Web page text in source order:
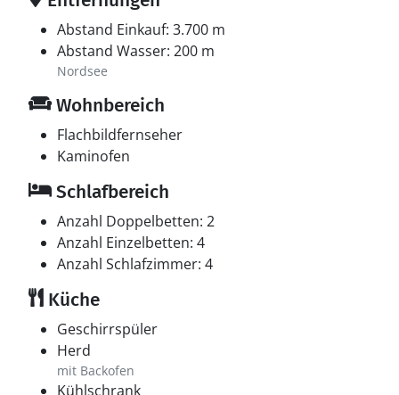
Abstand Einkauf: 3.700 m
Abstand Wasser: 200 m
Nordsee
Wohnbereich
Flachbildfernseher
Kaminofen
Schlafbereich
Anzahl Doppelbetten: 2
Anzahl Einzelbetten: 4
Anzahl Schlafzimmer: 4
Küche
Geschirrspüler
Herd
mit Backofen
Kühlschrank